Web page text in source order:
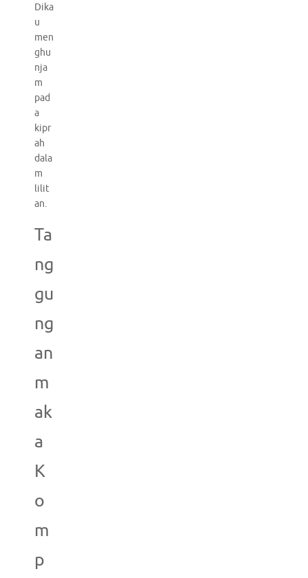
Dika
u
men
ghu
nja
m
pad
a
kipr
ah
dala
m
lilit
an.
Ta
ng
gu
ng
an
m
ak
a
K
o
m
p